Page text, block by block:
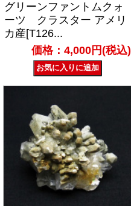
グリーンファントムクォ
ーツ クラスター アメリ
カ産[T126...
価格：4,000円(税込)